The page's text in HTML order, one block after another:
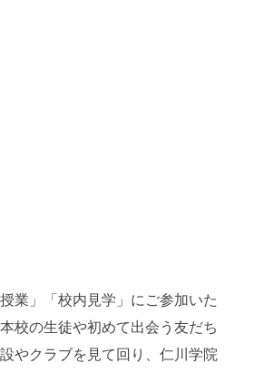
業」「校内見学」にご参加いた
校の生徒や初めて出会う友だち
やクラブを見て回り、仁川学院